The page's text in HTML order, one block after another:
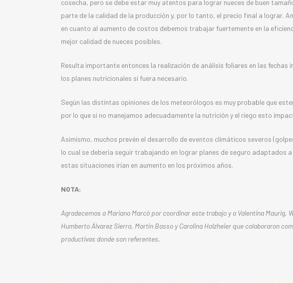
cosecha, pero se debe estar muy atentos para lograr nueces de buen
parte de la calidad de la producción y, por lo tanto, el precio final a lograr.
en cuanto al aumento de costos debemos trabajar fuertemente en la
mejor calidad de nueces posibles.
Resulta importante entonces la realización de análisis foliares en las
los planes nutricionales si fuera necesario.
Según las distintas opiniones de los meteorólogos es muy probable que
por lo que si no manejamos adecuadamente la nutrición y el riego esto
Asimismo, muchos prevén el desarrollo de eventos climáticos severos
lo cual se debería seguir trabajando en lograr planes de seguro adaptados
estas situaciones irían en aumento en los próximos años.
NOTA:
Agradecemos a Mariano Marcó por coordinar este trabajo y a Valentina Maurig,
Humberto Álvarez Sierra, Martín Basso y Carolina Holzheier que colaboraron
productivas donde son referentes.